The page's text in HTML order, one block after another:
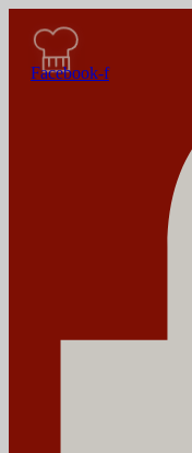
Facebook-f